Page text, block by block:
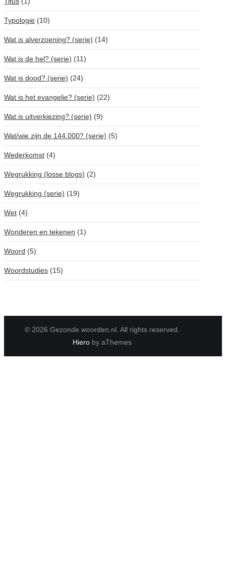
Typologie (10)
Wat is alverzoening? (serie) (14)
Wat is de hel? (serie) (11)
Wat is dood? (serie) (24)
Wat is het evangelie? (serie) (22)
Wat is uitverkiezing? (serie) (9)
Wat/wie zijn de 144.000? (serie) (5)
Wederkomst (4)
Wegrukking (losse blogs) (2)
Wegrukking (serie) (19)
Wet (4)
Wonderen en tekenen (1)
Woord (5)
Woordstudies (15)
© 2026 Gezonde woorden.nl. All rights reserved.
Hieroby aThemes